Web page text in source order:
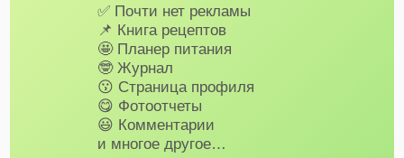
✅ Почти нет рекламы
📌 Книга рецептов
🤩 Планер питания
🤓 Журнал
😗 Страница профиля
😋 Фотоотчеты
😃 Комментарии
и многое другое…